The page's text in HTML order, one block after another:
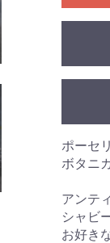
ポーセ
ボタニ
アンテ
シャビ
お好き